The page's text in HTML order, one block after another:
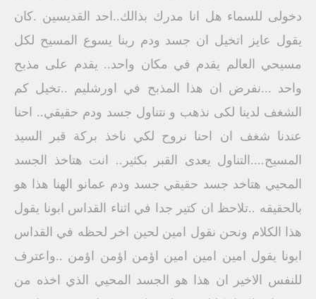
دخولى للسماء هل انا مدرك بذالك..احد القديسين .كان
يقول عايز اتخيل ان جسد ودم ربنا يسوع المسيح لكل
مسيحي العالم يقدم في مكان واحد.. يقدم على مذبح
واحد ...نفرض ان هذا المذبح في اورشليم ..تخيل كم
الشغف لدينا لكى نذهب و نتناول جسد ودم حقيقي.. احنا
عندنا شغف ان احنا نروح لكي ناخذ بركة قبر السيد
المسيح....التناول يعدى القبر بكثير.. انت هتاخذ الجسد
المحيي هتاخد جسد حقيقي جسد ودم عمانو الهنا هذا هو
بالحقيقه ..تلاحظ ان كتير جدا في اثناء القداس ابونا يقول
هذا الكلام ونحن نقول امين لحين اخر لحظه في القداس
ابونا يقول امين امين امين اؤمن اؤمن اؤمن ..واعترف
للنفس الاخير ان هذا هو الجسد المحيي الذي اخذه من